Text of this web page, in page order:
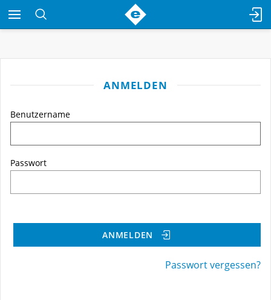
ANMELDEN
Benutzername
Passwort
ANMELDEN
Passwort vergessen?